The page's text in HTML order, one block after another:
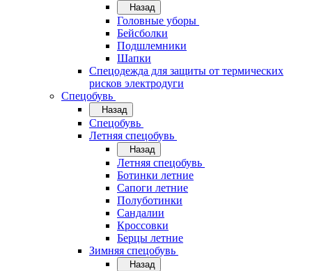
Назад
Головные уборы
Бейсболки
Подшлемники
Шапки
Спецодежда для защиты от термических
рисков электродуги
Спецобувь
Назад
Спецобувь
Летняя спецобувь
Назад
Летняя спецобувь
Ботинки летние
Сапоги летние
Полуботинки
Сандалии
Кроссовки
Берцы летние
Зимняя спецобувь
Назад